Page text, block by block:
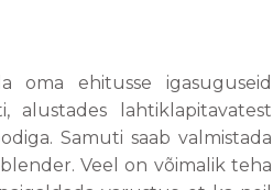
oma ehitusse igasuguseid
alustades lahtiklapitavatest
Samuti saab valmistada
Veel on võimalik teha